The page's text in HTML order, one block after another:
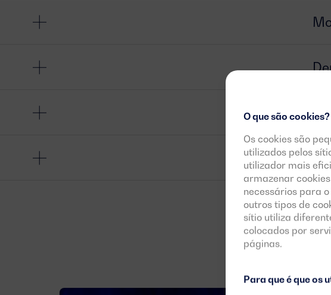
O que são cookies?
Os cookies são
utilizados pelos
utilizador mais
armazenar
necessários para
outros tipos de
sítio utiliza
colocados por
páginas.
Para que é que os